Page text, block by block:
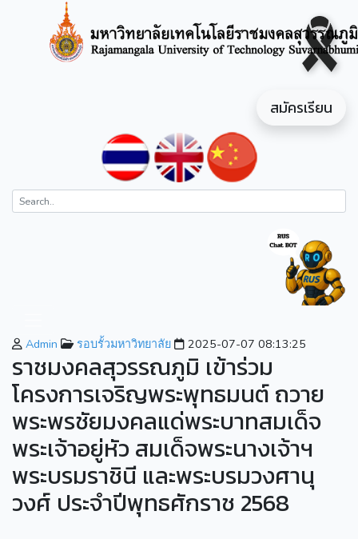
สมัครเรียน
Admin รอบรั้วมหาวิทยาลัย 2025-07-07 08:13:25
ราชมงคลสุวรรณภูมิ เข้าร่วม
โครงการเจริญพระพุทธมนต์ ถวาย
พระพรชัยมงคลแด่พระบาทสมเด็จ
พระเจ้าอยู่หัว สมเด็จพระนางเจ้าฯ
พระบรมราชินี และพระบรมวงศานุ
วงศ์ ประจำปีพุทธศักราช 2568